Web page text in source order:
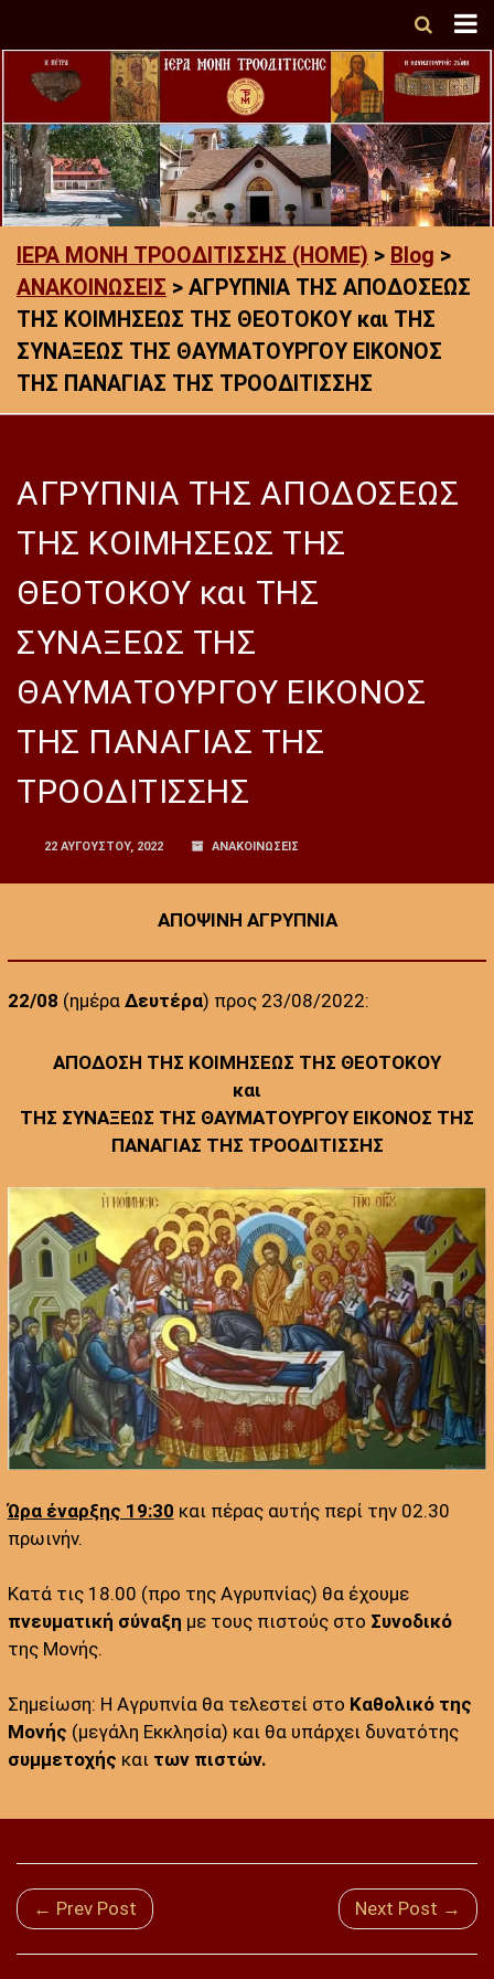
ΙΕΡΑ ΜΟΝΗ ΤΡΟΟΔΙΤΙΣΣΗΣ (HOME) > Blog >
ΑΝΑΚΟΙΝΩΣΕΙΣ > ΑΓΡΥΠΝΙΑ ΤΗΣ ΑΠΟΔΟΣΕΩΣ
ΤΗΣ ΚΟΙΜΗΣΕΩΣ ΤΗΣ ΘΕΟΤΟΚΟΥ και ΤΗΣ
ΣΥΝΑΞΕΩΣ ΤΗΣ ΘΑΥΜΑΤΟΥΡΓΟΥ ΕΙΚΟΝΟΣ
ΤΗΣ ΠΑΝΑΓΙΑΣ ΤΗΣ ΤΡΟΟΔΙΤΙΣΣΗΣ
ΑΓΡΥΠΝΙΑ ΤΗΣ ΑΠΟΔΟΣΕΩΣ
ΤΗΣ ΚΟΙΜΗΣΕΩΣ ΤΗΣ
ΘΕΟΤΟΚΟΥ και ΤΗΣ
ΣΥΝΑΞΕΩΣ ΤΗΣ
ΘΑΥΜΑΤΟΥΡΓΟΥ ΕΙΚΟΝΟΣ
ΤΗΣ ΠΑΝΑΓΙΑΣ ΤΗΣ
ΤΡΟΟΔΙΤΙΣΣΗΣ
22 ΑΥΓΟΎΣΤΟΥ, 2022 ΑΝΑΚΟΙΝΩΣΕΙΣ
ΑΠΟΨΙΝΗ ΑΓΡΥΠΝΙΑ
22/08 (ημέρα Δευτέρα) προς 23/08/2022:
ΑΠΟΔΟΣΗ ΤΗΣ ΚΟΙΜΗΣΕΩΣ ΤΗΣ ΘΕΟΤΟΚΟΥ
και
ΤΗΣ ΣΥΝΑΞΕΩΣ ΤΗΣ ΘΑΥΜΑΤΟΥΡΓΟΥ ΕΙΚΟΝΟΣ ΤΗΣ
ΠΑΝΑΓΙΑΣ ΤΗΣ ΤΡΟΟΔΙΤΙΣΣΗΣ
Ώρα έναρξης 19:30 και πέρας αυτής περί την 02.30
πρωινήν.
Κατά τις 18.00 (προ της Αγρυπνίας) θα έχουμε
πνευματική σύναξη με τους πιστούς στο Συνοδικό
της Μονής.
Σημείωση: Η Αγρυπνία θα τελεστεί στο Καθολικό της
Μονής (μεγάλη Εκκλησία) και θα υπάρχει δυνατότης
συμμετοχής και των πιστών.
← Prev Post Next Post →